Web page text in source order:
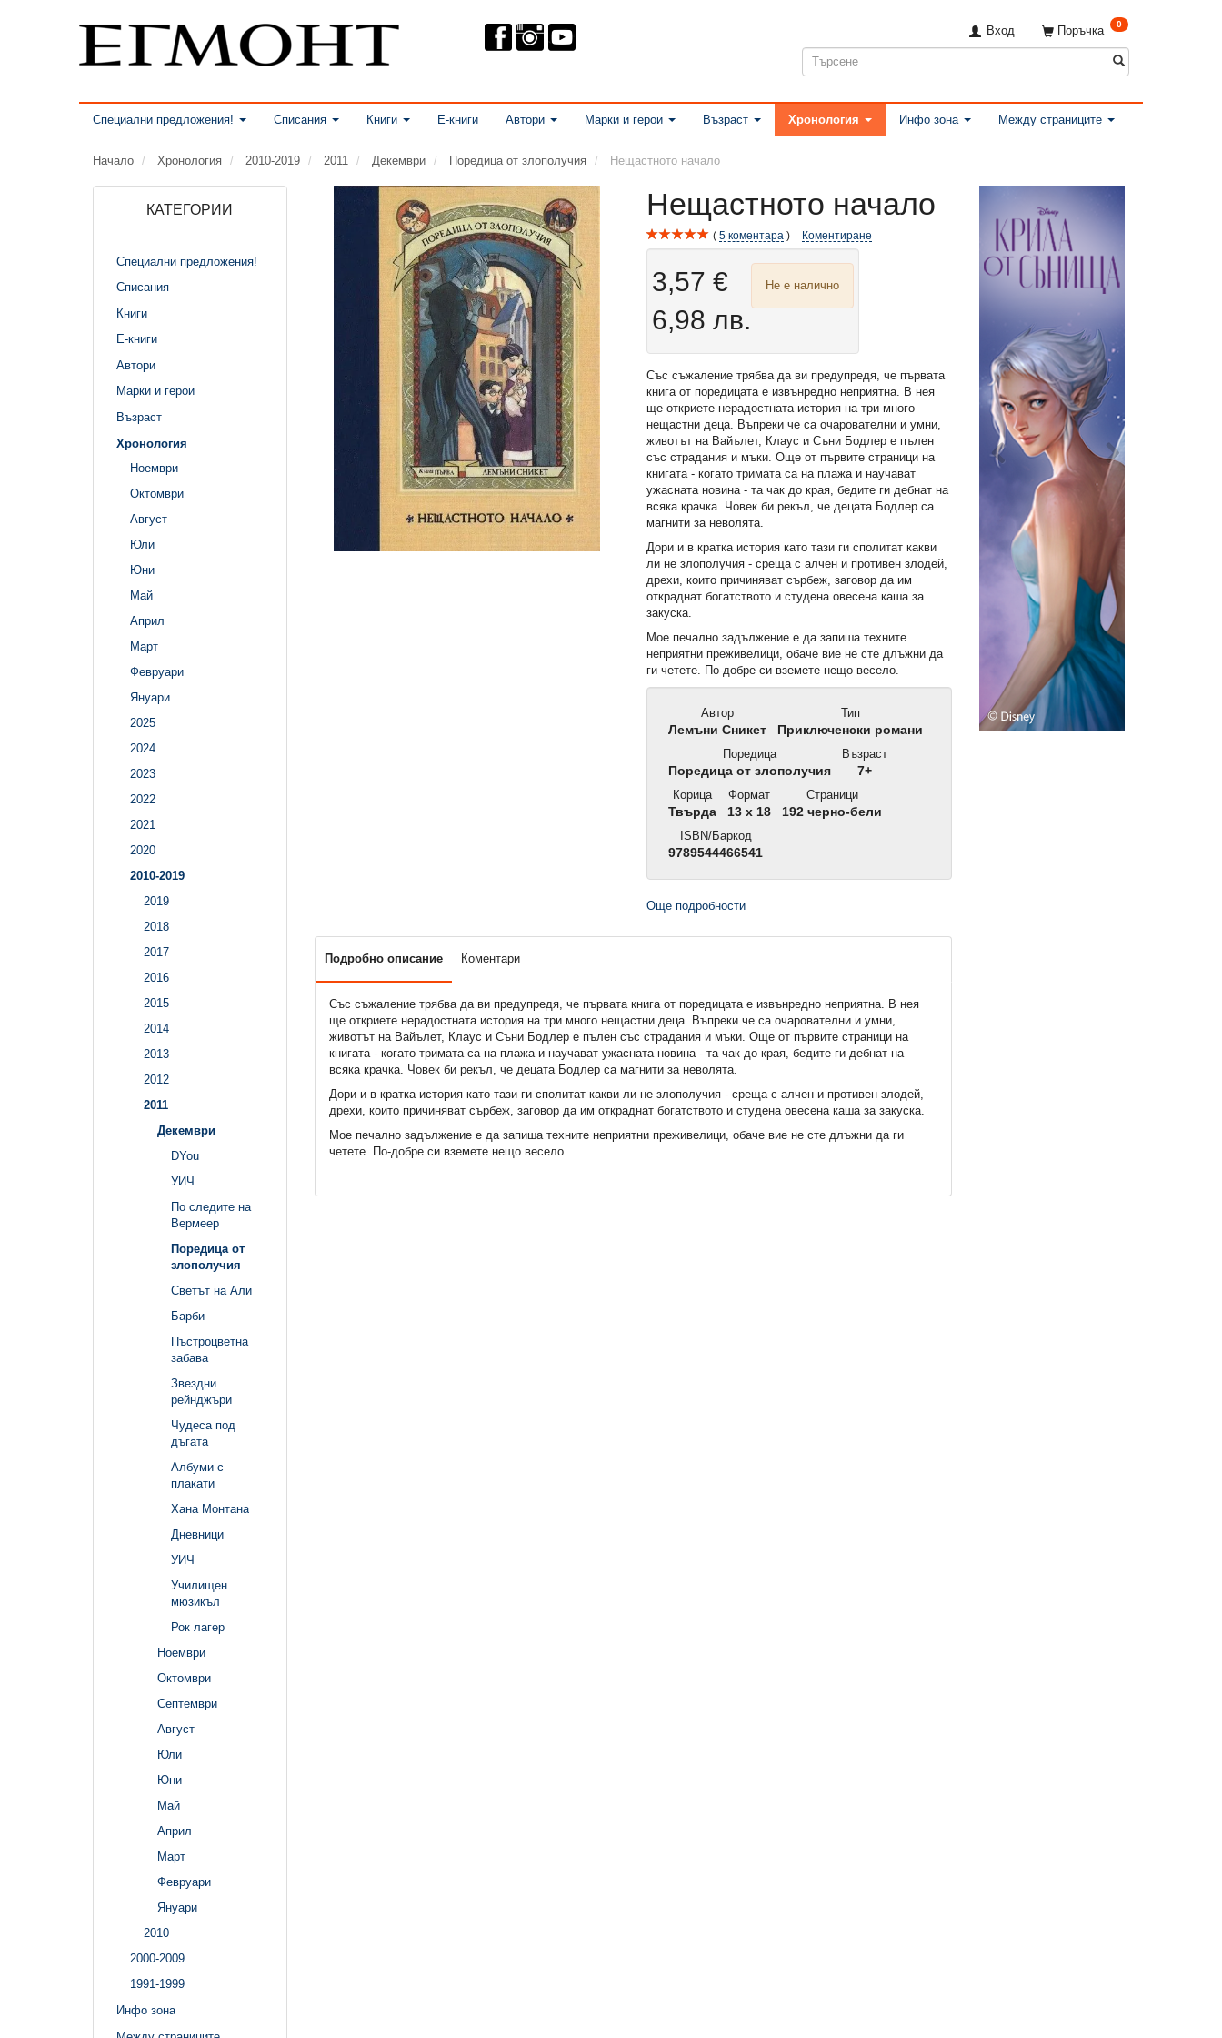
Поръчка 0
Вход
Специални предложения! Списания Книги Е-книги Автори Марки и герои Възраст Хронология Инфо зона Между страниците
Начало Хронология 2010-2019 2011 Декември Поредица от злополучия Нещастното начало
КАТЕГОРИИ
Специални предложения!
Списания
Книги
Е-книги
Автори
Марки и герои
Възраст
Хронология
Ноември
Октомври
Август
Юли
Юни
Май
Април
Март
Февруари
Януари
2025
2024
2023
2022
2021
2020
2010-2019
2019
2018
2017
2016
2015
2014
2013
2012
2011
Декември
DYou
УИЧ
По следите на
Вермеер
Поредица от
злополучия
Светът на Али
Барби
Пъстроцветна
забава
Звездни
рейнджъри
Чудеса под
дъгата
Албуми с
плакати
Хана Монтана
Дневници
УИЧ
Училищен
мюзикъл
Рок лагер
Ноември
Октомври
Септември
Август
Юли
Юни
Май
Април
Март
Февруари
Януари
2010
2000-2009
1991-1999
Инфо зона
Нещастното начало
5 коментара Коментиране
3,57 €
6,98 лв.
Не е налично
Със съжаление трябва да ви предупредя, че първата
книга от поредицата е извънредно неприятна. В нея
ще откриете нерадостната история на три много
нещастни деца. Въпреки че са очарователни и умни,
животът на Вайълет, Клаус и Съни Бодлер е пълен
със страдания и мъки. Още от първите страници на
книгата - когато тримата са на плажа и научават
ужасната новина - та чак до края, бедите ги дебнат на
всяка крачка. Човек би рекъл, че децата Бодлер са
магнити за неволята.
Дори и в кратка история като тази ги сполитат какви
ли не злополучия - среща с алчен и противен злодей,
дрехи, които причиняват сърбеж, заговор да им
откраднат богатството и студена овесена каша за
закуска.
Мое печално задължение е да запиша техните
неприятни преживелици, обаче вие не сте длъжни да
ги четете. По-добре си вземете нещо весело.
Автор
Лемъни Сникет
Тип
Приключенски романи
Поредица
Поредица от злополучия
Възраст
7+
Корица
Твърда
Формат
13 x 18
Страници
192 черно-бели
ISBN/Баркод
9789544466541
Още подробности
Подробно описание Коментари
Със съжаление трябва да ви предупредя, че първата книга от поредицата е извънредно неприятна. В нея
ще откриете нерадостната история на три много нещастни деца. Въпреки че са очарователни и умни,
животът на Вайълет, Клаус и Съни Бодлер е пълен със страдания и мъки. Още от първите страници на
книгата - когато тримата са на плажа и научават ужасната новина - та чак до края, бедите ги дебнат на
всяка крачка. Човек би рекъл, че децата Бодлер са магнити за неволята.
Дори и в кратка история като тази ги сполитат какви ли не злополучия - среща с алчен и противен злодей,
дрехи, които причиняват сърбеж, заговор да им откраднат богатството и студена овесена каша за закуска.
Мое печално задължение е да запиша техните неприятни преживелици, обаче вие не сте длъжни да ги
четете. По-добре си вземете нещо весело.